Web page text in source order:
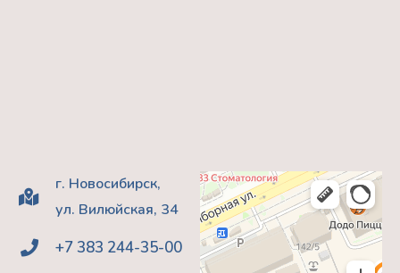
г. Новосибирск,
ул. Вилюйская, 34
+7 383 244-35-00